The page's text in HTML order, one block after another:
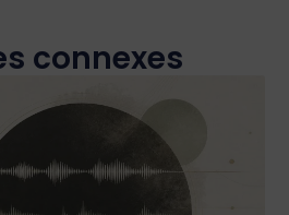
connexes